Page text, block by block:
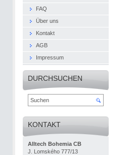
FAQ
Über uns
Kontakt
AGB
Impressum
DURCHSUCHEN
KONTAKT
Alltech Bohemia CB
J. Lomského 777/13